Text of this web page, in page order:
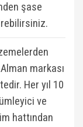
şase
markası
Her yıl 10
ve
hattından